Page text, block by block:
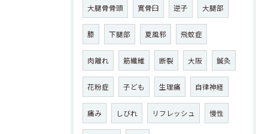
大腿骨骨頭 寛骨臼 逆子 大腿部
膝 下腿部 夏風邪 飛蚊症
肉離れ 筋繊維 断裂 大阪 鍼灸
花粉症 子ども 生理痛 自律神経
痛み しびれ リフレッシュ 慢性